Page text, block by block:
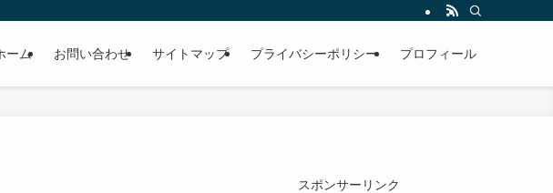
ーム お問い合わせ サイトマップ プライバシーポリシー プロフィール
スポンサーリンク